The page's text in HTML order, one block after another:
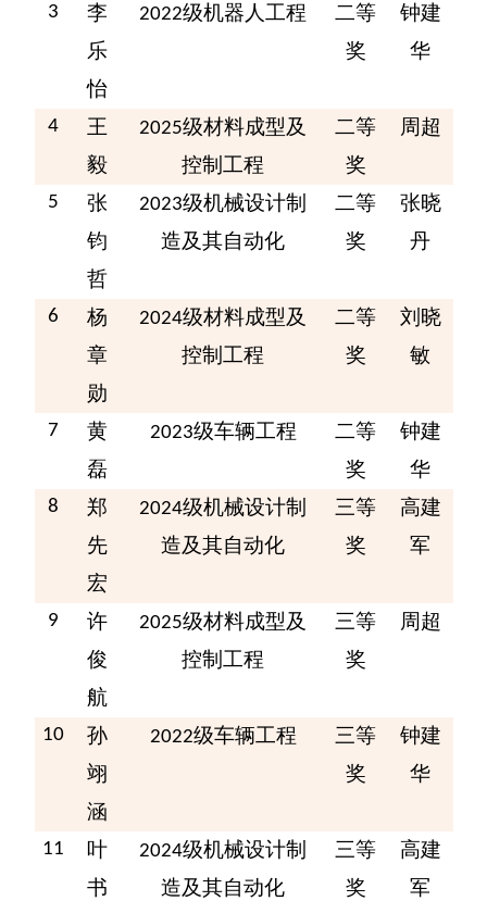
3
李
乐
怡
2022级机器人工程
二等
奖
钟建
华
4
王
毅
2025级材料成型及
控制工程
二等
奖
周超
5
张
钧
哲
2023级机械设计制
造及其自动化
二等
奖
张晓
丹
6
杨
章
勋
2024级材料成型及
控制工程
二等
奖
刘晓
敏
7
黄
磊
2023级车辆工程
二等
奖
钟建
华
8
郑
先
宏
2024级机械设计制
造及其自动化
三等
奖
高建
军
9
许
俊
航
2025级材料成型及
控制工程
三等
奖
周超
10
孙
翊
涵
2022级车辆工程
三等
奖
钟建
华
11
叶
书
2024级机械设计制
造及其自动化
三等
奖
高建
军